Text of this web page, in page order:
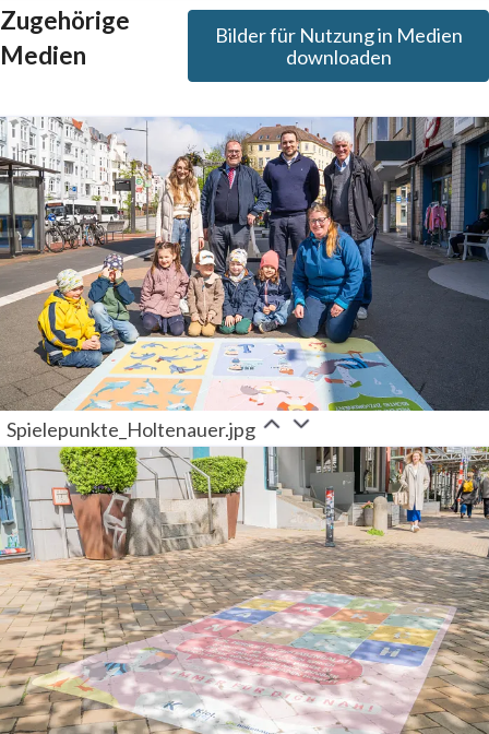
Zugehörige
Medien
Bilder für Nutzung in Medien
downloaden
Spielepunkte_Holtenauer.jpg